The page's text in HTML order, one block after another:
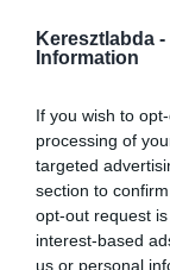
Keresztlabda -
Information
If you wish to
processing of
targeted
section to
opt-out request
interest-based
us or personal
éstovábbi